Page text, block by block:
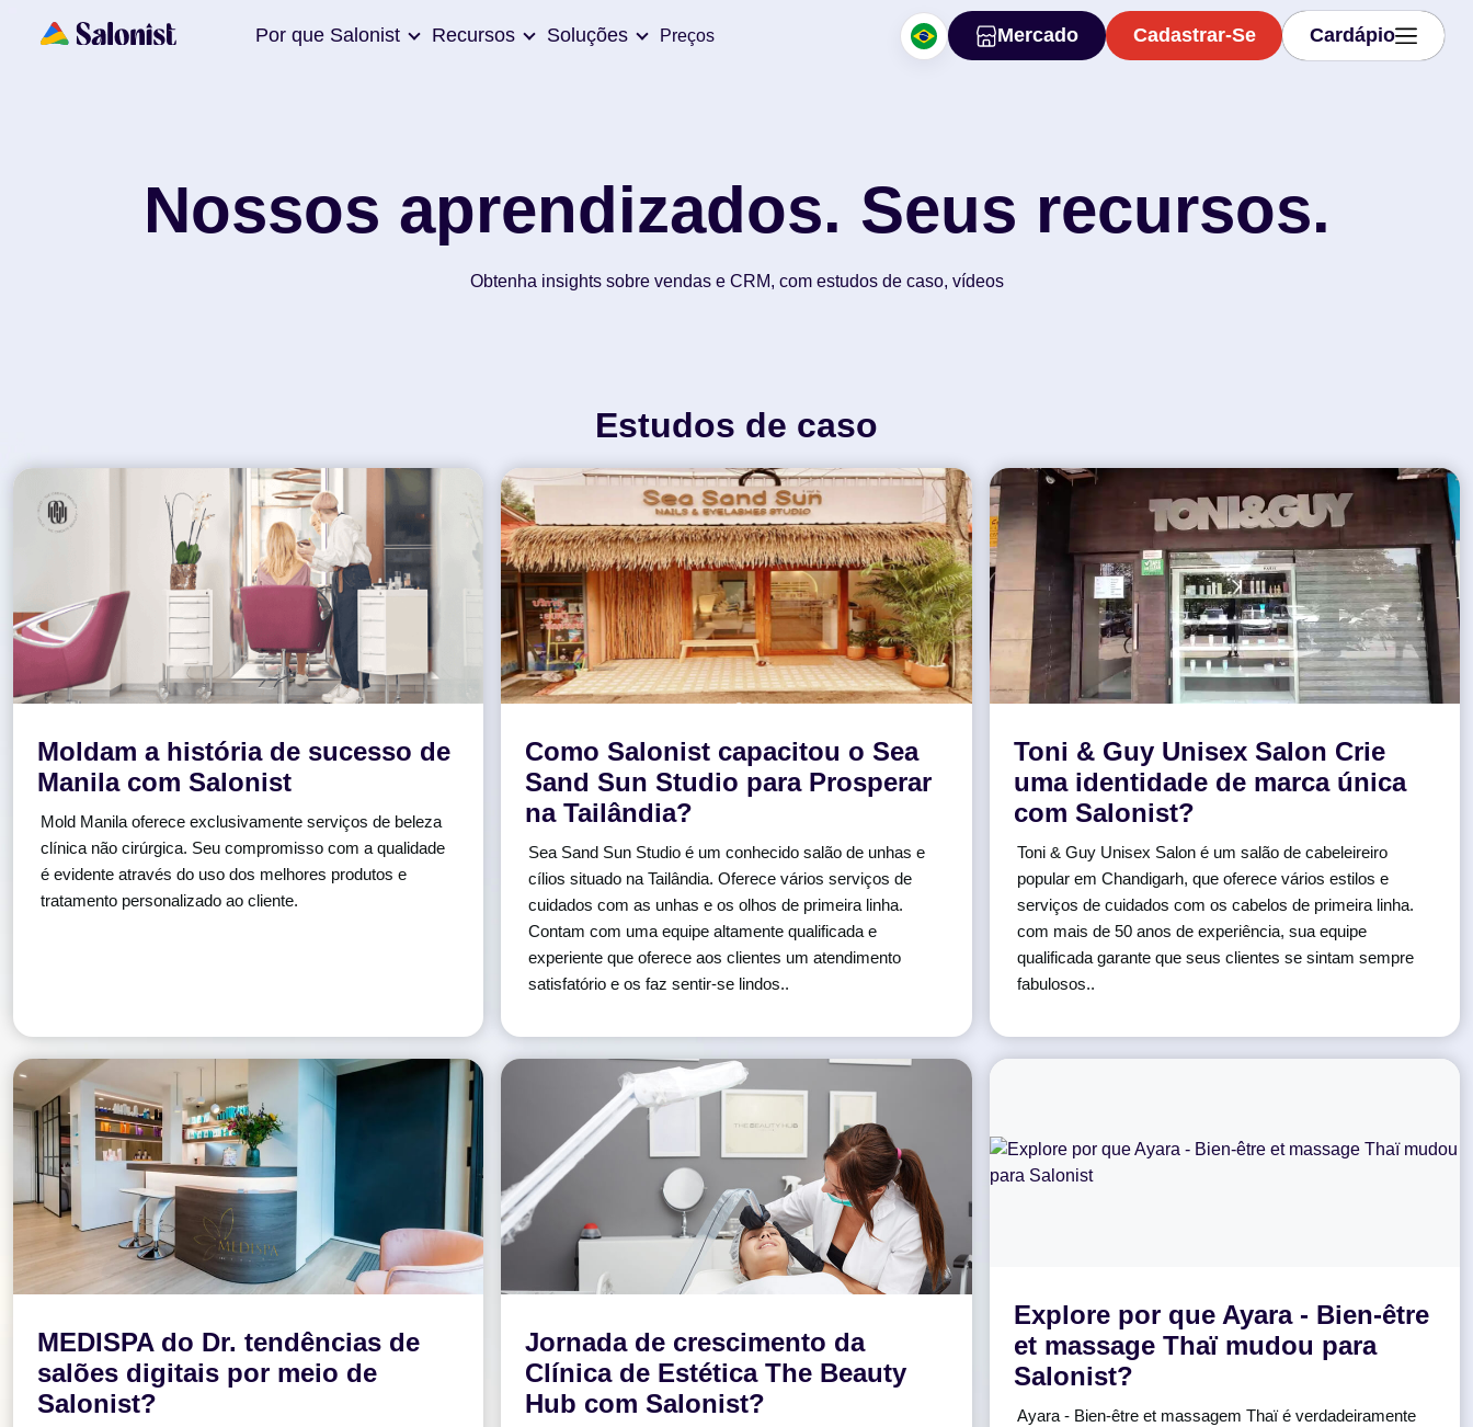
Por que Salonist Recursos Soluções Preços Mercado Cadastrar-Se Cardápio
Nossos aprendizados. Seus recursos.
Obtenha insights sobre vendas e CRM, com estudos de caso, vídeos
Estudos de caso
Moldam a história de sucesso de
Manila com Salonist
Mold Manila oferece exclusivamente serviços de beleza
clínica não cirúrgica. Seu compromisso com a qualidade
é evidente através do uso dos melhores produtos e
tratamento personalizado ao cliente.
Como Salonist capacitou o Sea
Sand Sun Studio para Prosperar
na Tailândia?
Sea Sand Sun Studio é um conhecido salão de unhas e
cílios situado na Tailândia. Oferece vários serviços de
cuidados com as unhas e os olhos de primeira linha.
Contam com uma equipe altamente qualificada e
experiente que oferece aos clientes um atendimento
satisfatório e os faz sentir-se lindos..
Toni & Guy Unisex Salon Crie
uma identidade de marca única
com Salonist?
Toni & Guy Unisex Salon é um salão de cabeleireiro
popular em Chandigarh, que oferece vários estilos e
serviços de cuidados com os cabelos de primeira linha.
com mais de 50 anos de experiência, sua equipe
qualificada garante que seus clientes se sintam sempre
fabulosos..
MEDISPA do Dr. tendências de
salões digitais por meio de
Salonist?
Jornada de crescimento da
Clínica de Estética The Beauty
Hub com Salonist?
Explore por que Ayara - Bien-être
et massage Thaï mudou para
Salonist?
Ayara - Bien-être et massagem Thaï é verdadeiramente